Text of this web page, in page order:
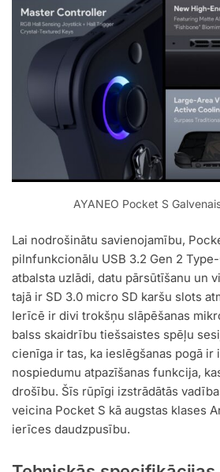
AYANEO Pocket S
Lai nodrošinātu savienojamību,
pilnfunkcionālu USB 3.2 Gen 2
atbalsta uzlādi, datu pārsūtīšanu un
tajā ir SD 3.0 micro SD karšu slots
Ierīcē ir divi trokšņu slāpēšanas
balss skaidrību tiešsaistes spēļu
cienīga ir tas, ka ieslēgšanas pogā ir
nospiedumu atpazīšanas funkcija,
drošību. Šīs rūpīgi izstrādātās
veicina Pocket S kā augstas klases
ierīces daudzpusību.